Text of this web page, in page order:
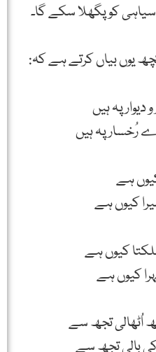
کو پگھلا سکے گا۔
یوں بیاں کرتے ہے کہ:
پہ ہیں
رُخسار پہ ہیں
ہے
کیوں ہے
کیوں ہے
کیوں ہے
اُٹھالی تجھ سے
بالی تجھ سے